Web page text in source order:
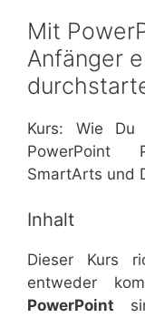
Mit
Anfänger
Kurs: Wie Du
PowerPoint
SmartArts und
Inhalt
Dieser Kurs
entweder
PowerPoint